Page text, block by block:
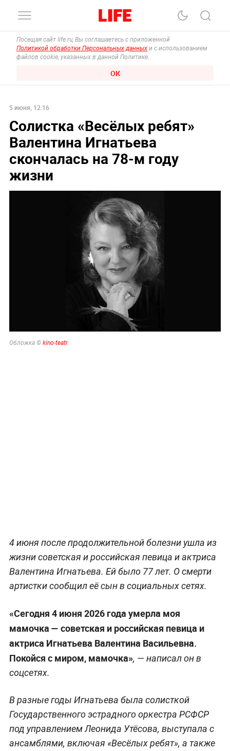
Посещая сайт life.ru, Вы соглашаетесь с приложенной
Политикой обработки Персональных данных и с использованием
файлов cookie, указанных в данной Политике.
ОК
5 июня, 12:16
Солистка «Весёлых ребят»
Валентина Игнатьева
скончалась на 78-м году
жизни
Обложка © kino-teatr
4 июня после продолжительной болезни ушла из
жизни советская и российская певица и актриса
Валентина Игнатьева. Ей было 77 лет. О смерти
артистки сообщил её сын в социальных сетях.
«Сегодня 4 июня 2026 года умерла моя
мамочка — советская и российская певица и
актриса Игнатьева Валентина Васильевна.
Покойся с миром, мамочка», — написал он в
соцсетях.
В разные годы Игнатьева была солисткой
Государственного эстрадного оркестра РСФСР
под управлением Леонида Утёсова, выступала с
ансамблями, включая «Весёлых ребят», а также